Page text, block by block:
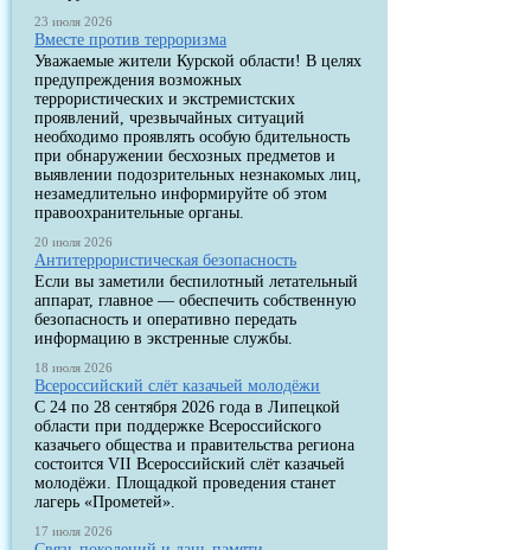
23 июля 2026
Вместе против терроризма
Уважаемые жители Курской области! В целях
предупреждения возможных
террористических и экстремистских
проявлений, чрезвычайных ситуаций
необходимо проявлять особую бдительность
при обнаружении бесхозных предметов и
выявлении подозрительных незнакомых лиц,
незамедлительно информируйте об этом
правоохранительные органы.
20 июля 2026
Антитеррористическая безопасность
Если вы заметили беспилотный летательный
аппарат, главное — обеспечить собственную
безопасность и оперативно передать
информацию в экстренные службы.
18 июля 2026
Всероссийский слёт казачьей молодёжи
С 24 по 28 сентября 2026 года в Липецкой
области при поддержке Всероссийского
казачьего общества и правительства региона
состоится VII Всероссийский слёт казачьей
молодёжи. Площадкой проведения станет
лагерь «Прометей».
17 июля 2026